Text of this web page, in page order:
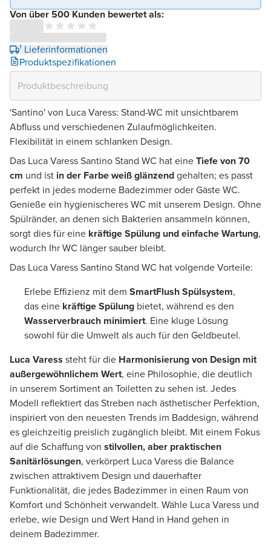
Von über 500 Kunden bewertet als:
¹ Lieferinformationen
Produktspezifikationen
'Santino' von Luca Varess: Stand-WC mit unsichtbarem
Abfluss und verschiedenen Zulaufmöglichkeiten.
Flexibilität in einem schlanken Design.
Das Luca Varess Santino Stand WC hat eineTiefe von 70
cm und ist in der Farbe weiß glänzendgehalten; es passt
perfekt in jedes moderne Badezimmer oder Gäste WC.
Genieße ein hygienischeres WC mit unserem Design. Ohne
Spülränder, an denen sich Bakterien ansammeln können,
sorgt dies für eine kräftige Spülung und einfache Wartung,
wodurch Ihr WC länger sauber bleibt.
Das Luca Varess Santino Stand WC hat volgende Vorteile:
Erlebe Effizienz mit dem SmartFlush Spülsystem,
das eine kräftige Spülung bietet, während es den
Wasserverbrauch minimiert. Eine kluge Lösung
sowohl für die Umwelt als auch für den Geldbeutel.
Luca Varess steht für die Harmonisierung von Design mit
außergewöhnlichem Wert, eine Philosophie, die deutlich
in unserem Sortiment an Toiletten zu sehen ist. Jedes
Modell reflektiert das Streben nach ästhetischer Perfektion,
inspiriert von den neuesten Trends im Baddesign, während
es gleichzeitig preislich zugänglich bleibt. Mit einem Fokus
auf die Schaffung von stilvollen, aber praktischen
Sanitärlösungen, verkörpert Luca Varess die Balance
zwischen attraktivem Design und dauerhafter
Funktionalität, die jedes Badezimmer in einen Raum von
Komfort und Schönheit verwandelt. Wähle Luca Varess und
erlebe, wie Design und Wert Hand in Hand gehen in
deinem Badezimmer.